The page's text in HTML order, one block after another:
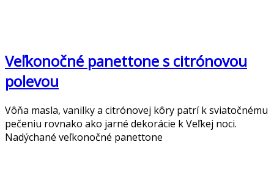
Veľkonočné panettone s citrónovou
polevou
Vôňa masla, vanilky a citrónovej kôry patrí k sviatočnému
pečeniu rovnako ako jarné dekorácie k Veľkej noci.
Nadýchané veľkonočné panettone